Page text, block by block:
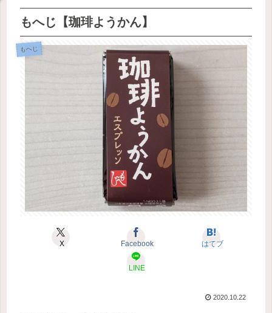
もへじ【珈琲ようかん】
もへじ
X Facebook はてブ
LINE
2020.10.22